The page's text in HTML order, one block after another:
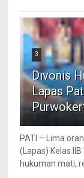
3
Divonis
Lapas
PATI – Lima
(Lapas) Kelas
hukuman mati,